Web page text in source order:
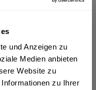
und Anzeigen zu
Medien anbieten
Website zu
zu Ihrer
x 0,5l"